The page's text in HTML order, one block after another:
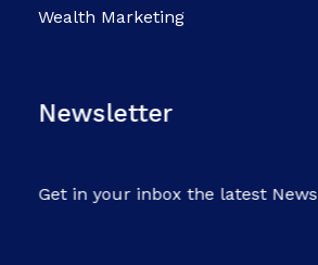
Wealth Marketing
Newsletter
Get in your inbox the latest News